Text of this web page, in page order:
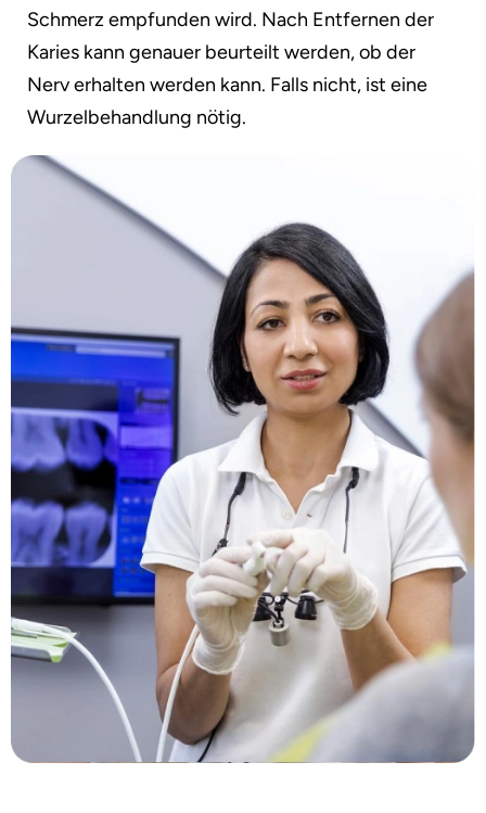
Schmerz empfunden wird. Nach Entfernen der
Karies kann genauer beurteilt werden, ob der
Nerv erhalten werden kann. Falls nicht, ist eine
Wurzelbehandlung nötig.